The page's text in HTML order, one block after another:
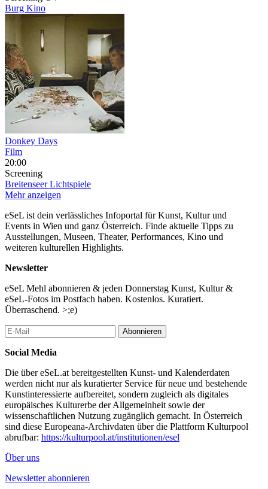
Burg Kino
Donkey Days
Film
20:00
Screening
Breitenseer Lichtspiele
Mehr anzeigen
eSeL ist dein verlässliches Infoportal für Kunst, Kultur und
Events in Wien und ganz Österreich. Finde aktuelle Tipps zu
Ausstellungen, Museen, Theater, Performances, Kino und
weiteren kulturellen Highlights.
Newsletter
eSeL Mehl abonnieren & jeden Donnerstag Kunst, Kultur &
eSeL-Fotos im Postfach haben. Kostenlos. Kuratiert.
Überraschend. >;e)
Abonnieren
Social Media
Die über eSeL.at bereitgestellten Kunst- und Kalenderdaten
werden nicht nur als kuratierter Service für neue und bestehende
Kunstinteressierte aufbereitet, sondern zugleich als digitales
europäisches Kulturerbe der Allgemeinheit sowie der
wissenschaftlichen Nutzung zugänglich gemacht. In Österreich
sind diese Europeana-Archivdaten über die Plattform Kulturpool
abrufbar: https://kulturpool.at/institutionen/esel
Über uns
Newsletter abonnieren